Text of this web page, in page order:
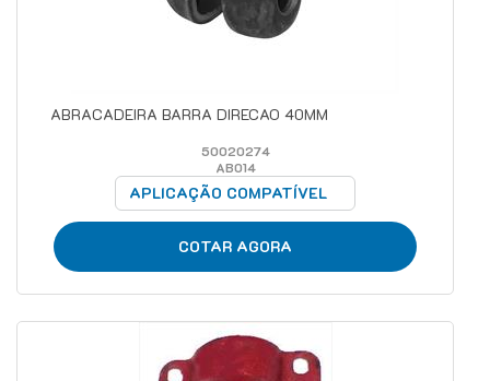
ABRACADEIRA BARRA DIRECAO 40MM
50020274
AB014
APLICAÇÃO COMPATÍVEL
COTAR AGORA